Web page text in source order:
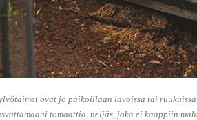
ovat jo paikoillaan lavoissa tai
tomaattia, neljäs, joka ei kaappiin